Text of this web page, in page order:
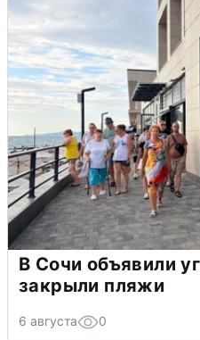
В Сочи объявили
закрыли пляжи
6 августа 0